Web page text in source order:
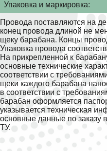
Упаковка и маркировка:
Провода поставляются на
конец провода длиной не
щеку барабана. Концы
Упаковка провода
На прикрепленной к
основные технические
соответствии с
щеки каждого барабана
в соответствии с
барабан оформляется
указывается техническая
основные данные по заказу
ТУ.